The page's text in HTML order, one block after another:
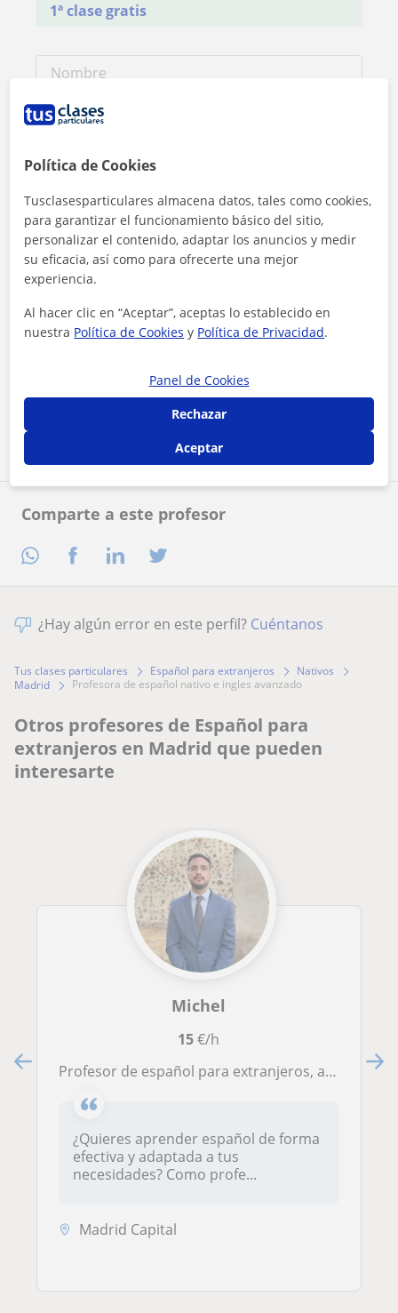
Comparte a este profesor
1ª clase gratis
Contactar ahora
¿Hay algún error en este perfil? Cuéntanos
Tus clases particulares Español para extranjeros
Nativos
Madrid
profesora de español nativo e ingles avanzado
Otros profesores de Español para
extranjeros en Madrid que pueden
interesarte
Michel
15€/h
Profesor de español para extranjeros, apto para todas las edades.
¿Quieres aprender español de forma
efectiva y adaptada a tus
necesidades? Como profe...
Madrid Capital
Política de Cookies
Tusclasesparticulares almacena datos, tales como cookies,
para garantizar el funcionamiento básico del sitio,
personalizar el contenido, adaptar los anuncios y medir
su eficacia, así como para ofrecerte una mejor
experiencia.
Al hacer clic en “Aceptar”, aceptas lo establecido en
nuestra Política de Cookies y Política de Privacidad.
Panel de Cookies
Rechazar
Aceptar